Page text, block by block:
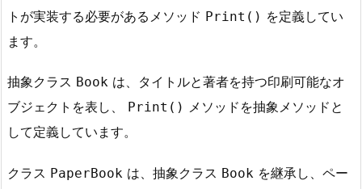
トが実装する必要があるメソッド Print() を定義してい
ます。
抽象クラス Book は、タイトルと著者を持つ印刷可能なオ
ブジェクトを表し、
Print() メソッドを抽象メソッドと
して定義しています。
クラス PaperBook は、抽象クラス Book を継承し、ペー